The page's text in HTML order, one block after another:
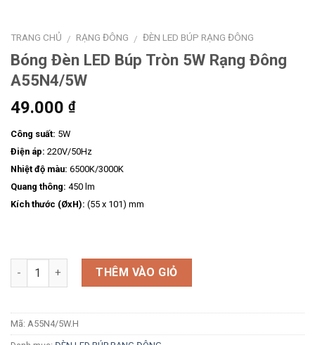
TRANG CHỦ / RẠNG ĐÔNG / ĐÈN LED BÚP RẠNG ĐÔNG
Bóng Đèn LED Búp Tròn 5W Rạng Đông
A55N4/5W
49.000 ₫
Công suất: 5W
Điện áp: 220V/50Hz
Nhiệt độ màu: 6500K/3000K
Quang thông: 450 lm
Kích thước (ØxH): (55 x 101) mm
Số lượng THÊM VÀO GIỎ
Mã: A55N4/5W.H